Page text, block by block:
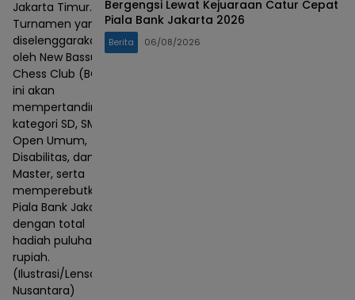
Jakarta Timur.
Turnamen yang
diselenggarakan
oleh New Bassura
Chess Club (BCC)
ini akan
mempertandingkan
kategori SD, SMP,
Open Umum,
Disabilitas, dan
Master, serta
memperebutkan
Piala Bank Jakarta
dengan total
hadiah puluhan juta
rupiah.
(Ilustrasi/Lensa
Nusantara)
Bergengsi Lewat Kejuaraan Catur Cepat
Piala Bank Jakarta 2026
Berita 06/08/2026